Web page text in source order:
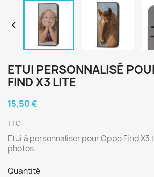

ETUI PERSONNALISÉ
FIND X3 LITE
15,50 €
TTC
Etui à personnaliser pour Oppo Find X3
photos.
Quantité